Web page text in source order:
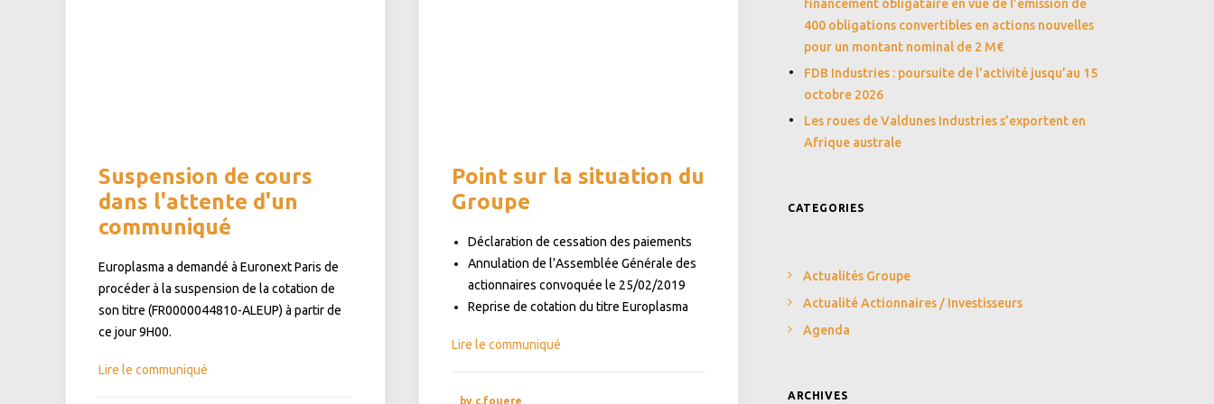
Suspension de cours
dans l'attente d'un
communiqué
Europlasma a demandé à Euronext Paris de
procéder à la suspension de la cotation de
son titre (FR0000044810-ALEUP) à partir de
ce jour 9H00.
Lire le communiqué
Point sur la situation du
Groupe
Déclaration de cessation des paiements
Annulation de l’Assemblée Générale des
actionnaires convoquée le 25/02/2019
Reprise de cotation du titre Europlasma
Lire le communiqué
by c.fouere
financement obligataire en vue de l’émission de
400 obligations convertibles en actions nouvelles
pour un montant nominal de 2 M€
FDB Industries : poursuite de l’activité jusqu’au 15
octobre 2026
Les roues de Valdunes Industries s’exportent en
Afrique australe
CATEGORIES
Actualités Groupe
Actualité Actionnaires / Investisseurs
Agenda
ARCHIVES